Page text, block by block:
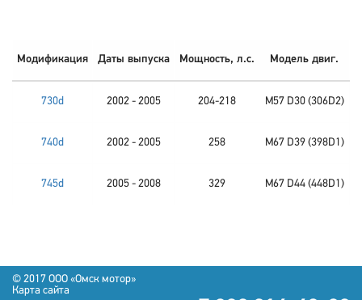
Модификация Даты выпуска Мощность, л.с. Модель двиг.
730d 2002 - 2005 204-218 M57 D30 (306D2)
740d 2002 - 2005 258 M67 D39 (398D1)
745d 2005 - 2008 329 M67 D44 (448D1)
© 2017 OOO «Омск мотор»
Карта сайта